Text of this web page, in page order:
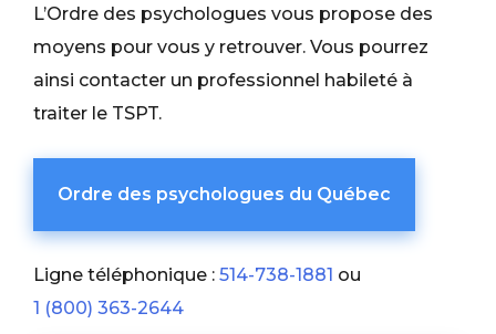
L’Ordre des psychologues vous propose des
moyens pour vous y retrouver. Vous pourrez
ainsi contacter un professionnel habileté à
traiter le TSPT.
Ordre des psychologues du Québec
Ligne téléphonique : 514-738-1881 ou
1 (800) 363-2644